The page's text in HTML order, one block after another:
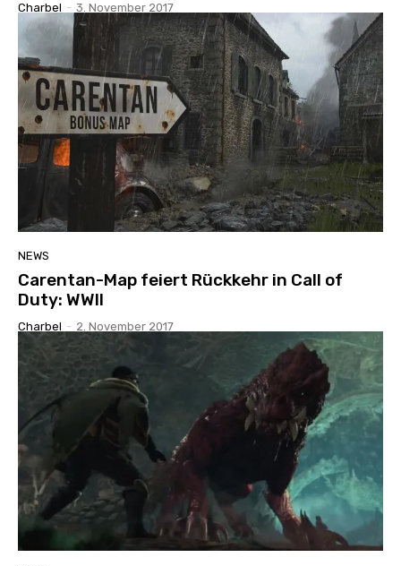
Charbel - 3. November 2017
NEWS
Carentan-Map feiert Rückkehr in Call of
Duty: WWII
Charbel - 2. November 2017